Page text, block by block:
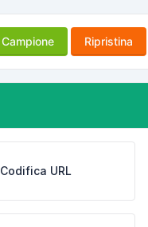
Campione Ripristina
Codifica URL